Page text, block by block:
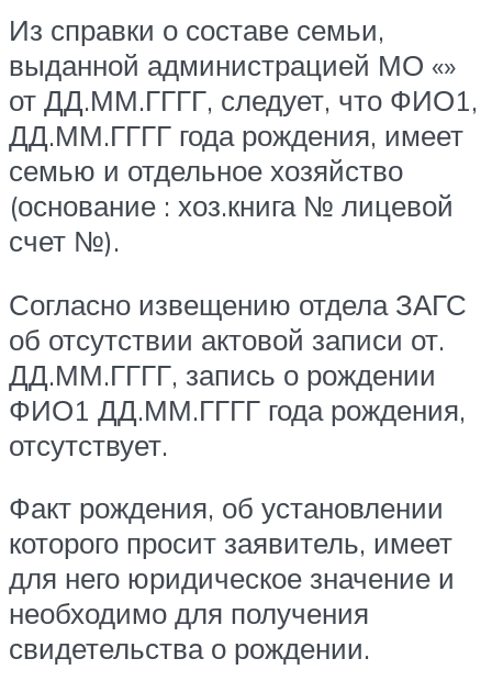
Из справки о составе семьи,
выданной администрацией МО «»
от ДД.ММ.ГГГГ, следует, что ФИО1,
ДД.ММ.ГГГГ года рождения, имеет
семью и отдельное хозяйство
(основание : хоз.книга № лицевой
счет №).
Согласно извещению отдела ЗАГС
об отсутствии актовой записи от.
ДД.ММ.ГГГГ, запись о рождении
ФИО1 ДД.ММ.ГГГГ года рождения,
отсутствует.
Факт рождения, об установлении
которого просит заявитель, имеет
для него юридическое значение и
необходимо для получения
свидетельства о рождении.